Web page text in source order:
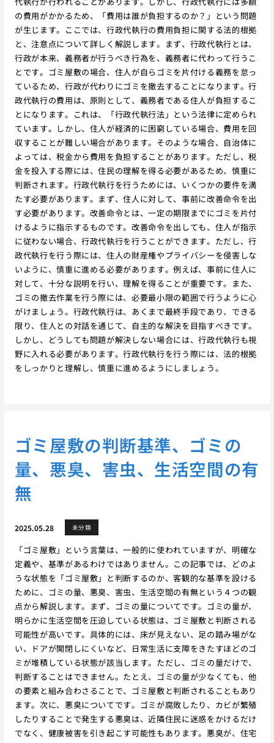
の費用がかかるため、「費用は誰が負担するのか？」という問題
が生じます。ここでは、行政代執行の費用負担に関する法的根拠
と、注意点について詳しく解説します。まず、行政代執行とは、
行政が本来、義務者が行うべき行為を、義務者に代わって行うこ
とです。ゴミ屋敷の場合、住人が自らゴミを片付ける義務を怠っ
ているため、行政が代わりにゴミを撤去することになります。行
政代執行の費用は、原則として、義務者である住人が負担するこ
とになります。これは、「行政代執行法」という法律に定められ
ています。しかし、住人が経済的に困窮している場合、費用を回
収することが難しい場合があります。そのような場合、自治体に
よっては、税金から費用を負担することがあります。ただし、税
金を投入する際には、住民の理解を得る必要があるため、慎重に
判断されます。行政代執行を行うためには、いくつかの要件を満
たす必要があります。まず、住人に対して、事前に改善命令を出
す必要があります。改善命令とは、一定の期限までにゴミを片付
けるように指示するものです。改善命令を出しても、住人が指示
に従わない場合、行政代執行を行うことができます。ただし、行
政代執行を行う際には、住人の財産権やプライバシーを侵害しな
いように、慎重に進める必要があります。例えば、事前に住人に
対して、十分な説明を行い、理解を得ることが重要です。また、
ゴミの撤去作業を行う際には、必要最小限の範囲で行うように心
がけましょう。行政代執行は、あくまで最終手段であり、できる
限り、住人との対話を通じて、自主的な解決を目指すべきです。
しかし、どうしても問題が解決しない場合には、行政代執行も視
野に入れる必要があります。行政代執行を行う際には、法的根拠
をしっかりと理解し、慎重に進めるようにしましょう。
ゴミ屋敷の判断基準、ゴミの
量、悪臭、害虫、生活空間の有
無
2025.05.28 未分類
「ゴミ屋敷」という言葉は、一般的に使われていますが、明確な
定義や、基準があるわけではありません。この記事では、どのよ
うな状態を「ゴミ屋敷」と判断するのか、客観的な基準を設ける
ために、ゴミの量、悪臭、害虫、生活空間の有無という４つの観
点から解説します。まず、ゴミの量についてです。ゴミの量が、
明らかに生活空間を圧迫している状態は、ゴミ屋敷と判断される
可能性が高いです。具体的には、床が見えない、足の踏み場がな
い、ドアが開閉しにくいなど、日常生活に支障をきたすほどのゴ
ミが堆積している状態が該当します。ただし、ゴミの量だけで、
判断することはできません。たとえ、ゴミの量が少なくても、他
の要素と組み合わさることで、ゴミ屋敷と判断されることもあり
ます。次に、悪臭についてです。ゴミが腐敗したり、カビが繁殖
したりすることで発生する悪臭は、近隣住民に迷惑をかけるだけ
でなく、健康被害を引き起こす可能性もあります。悪臭が、住宅